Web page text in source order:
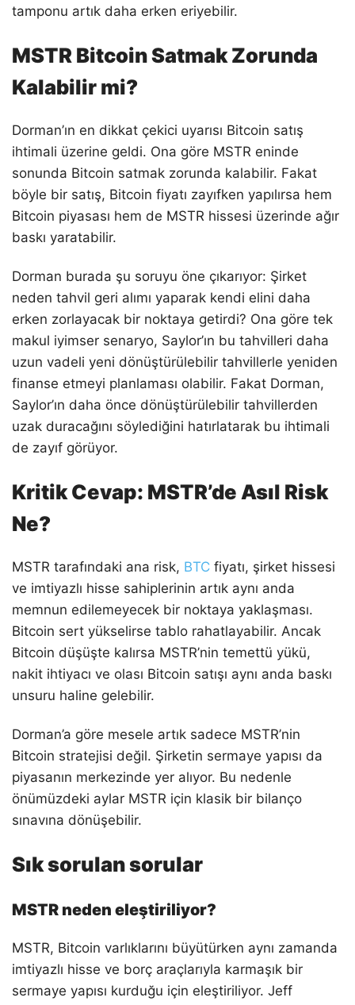
tamponu artık daha erken eriyebilir.
MSTR Bitcoin Satmak Zorunda
Kalabilir mi?
Dorman’ın en dikkat çekici uyarısı Bitcoin satış
ihtimali üzerine geldi. Ona göre MSTR eninde
sonunda Bitcoin satmak zorunda kalabilir. Fakat
böyle bir satış, Bitcoin fiyatı zayıfken yapılırsa hem
Bitcoin piyasası hem de MSTR hissesi üzerinde ağır
baskı yaratabilir.
Dorman burada şu soruyu öne çıkarıyor: Şirket
neden tahvil geri alımı yaparak kendi elini daha
erken zorlayacak bir noktaya getirdi? Ona göre tek
makul iyimser senaryo, Saylor’ın bu tahvilleri daha
uzun vadeli yeni dönüştürülebilir tahvillerle yeniden
finanse etmeyi planlaması olabilir. Fakat Dorman,
Saylor’ın daha önce dönüştürülebilir tahvillerden
uzak duracağını söylediğini hatırlatarak bu ihtimali
de zayıf görüyor.
Kritik Cevap: MSTR’de Asıl Risk
Ne?
MSTR tarafındaki ana risk, BTC fiyatı, şirket hissesi
ve imtiyazlı hisse sahiplerinin artık aynı anda
memnun edilemeyecek bir noktaya yaklaşması.
Bitcoin sert yükselirse tablo rahatlayabilir. Ancak
Bitcoin düşüşte kalırsa MSTR’nin temettü yükü,
nakit ihtiyacı ve olası Bitcoin satışı aynı anda baskı
unsuru haline gelebilir.
Dorman’a göre mesele artık sadece MSTR’nin
Bitcoin stratejisi değil. Şirketin sermaye yapısı da
piyasanın merkezinde yer alıyor. Bu nedenle
önümüzdeki aylar MSTR için klasik bir bilanço
sınavına dönüşebilir.
Sık sorulan sorular
MSTR neden eleştiriliyor?
MSTR, Bitcoin varlıklarını büyütürken aynı zamanda
imtiyazlı hisse ve borç araçlarıyla karmaşık bir
sermaye yapısı kurduğu için eleştiriliyor. Jeff